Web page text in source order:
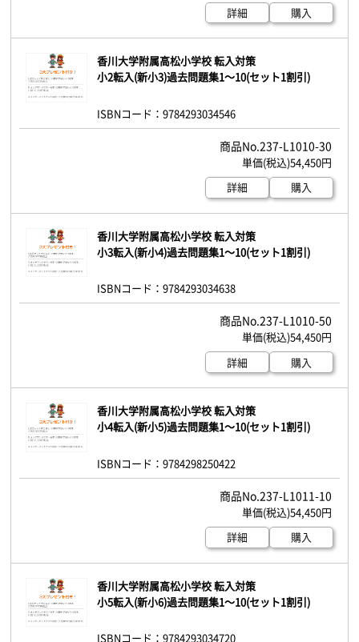
詳細
購入
香川大学附属高松小学校 転入対策
小2転入(新小3)過去問題集1～10(セット1割引)
ISBNコード：9784293034546
237-L1010-30
54,450円
詳細
購入
香川大学附属高松小学校 転入対策
小3転入(新小4)過去問題集1～10(セット1割引)
ISBNコード：9784293034638
237-L1010-50
54,450円
詳細
購入
香川大学附属高松小学校 転入対策
小4転入(新小5)過去問題集1～10(セット1割引)
ISBNコード：9784298250422
237-L1011-10
54,450円
詳細
購入
香川大学附属高松小学校 転入対策
小5転入(新小6)過去問題集1～10(セット1割引)
ISBNコード：9784293034720